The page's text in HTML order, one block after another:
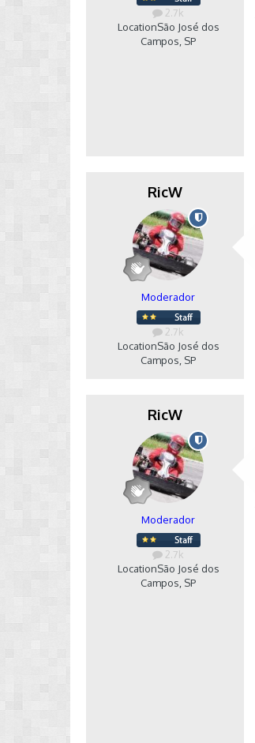
2.7k
LocationSão José dos
Campos, SP
RicW
Moderador
2.7k
LocationSão José dos
Campos, SP
RicW
Moderador
2.7k
LocationSão José dos
Campos, SP